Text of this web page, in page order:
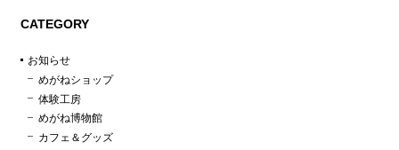
CATEGORY
お知らせ
めがねショップ
体験工房
めがね博物館
カフェ＆グッズ